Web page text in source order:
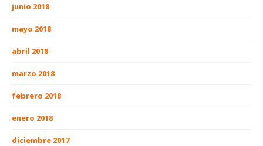
junio 2018
mayo 2018
abril 2018
marzo 2018
febrero 2018
enero 2018
diciembre 2017